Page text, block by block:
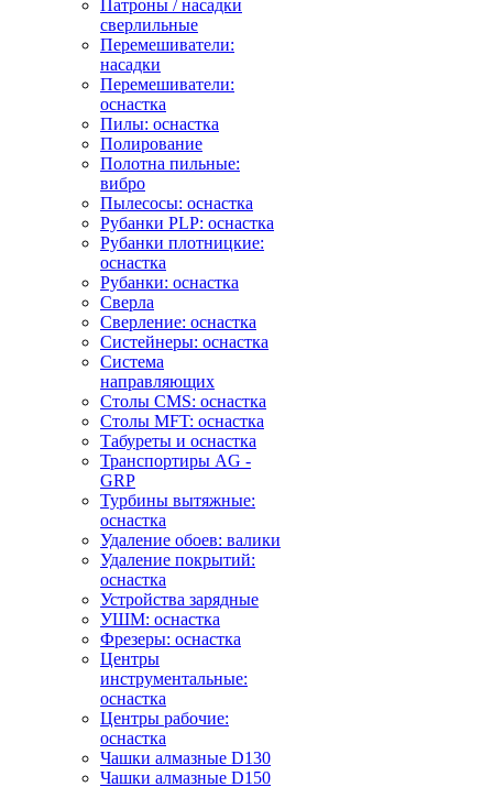
Патроны / насадки
сверлильные
Перемешиватели:
насадки
Перемешиватели:
оснастка
Пилы: оснастка
Полирование
Полотна пильные:
вибро
Пылесосы: оснастка
Рубанки PLP: оснастка
Рубанки плотницкие:
оснастка
Рубанки: оснастка
Сверла
Сверление: оснастка
Систейнеры: оснастка
Система
направляющих
Столы CMS: оснастка
Столы MFT: оснастка
Табуреты и оснастка
Транспортиры AG -
GRP
Турбины вытяжные:
оснастка
Удаление обоев: валики
Удаление покрытий:
оснастка
Устройства зарядные
УШМ: оснастка
Фрезеры: оснастка
Центры
инструментальные:
оснастка
Центры рабочие:
оснастка
Чашки алмазные D130
Чашки алмазные D150